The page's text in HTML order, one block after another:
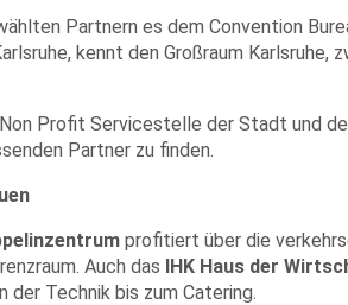
Partnern es dem Convention
kennt den Großraum Karlsruhe,
Profit Servicestelle der Stadt und
Partner zu finden.
profitiert über die
Auch das IHK Haus der
Technik bis zum Catering.